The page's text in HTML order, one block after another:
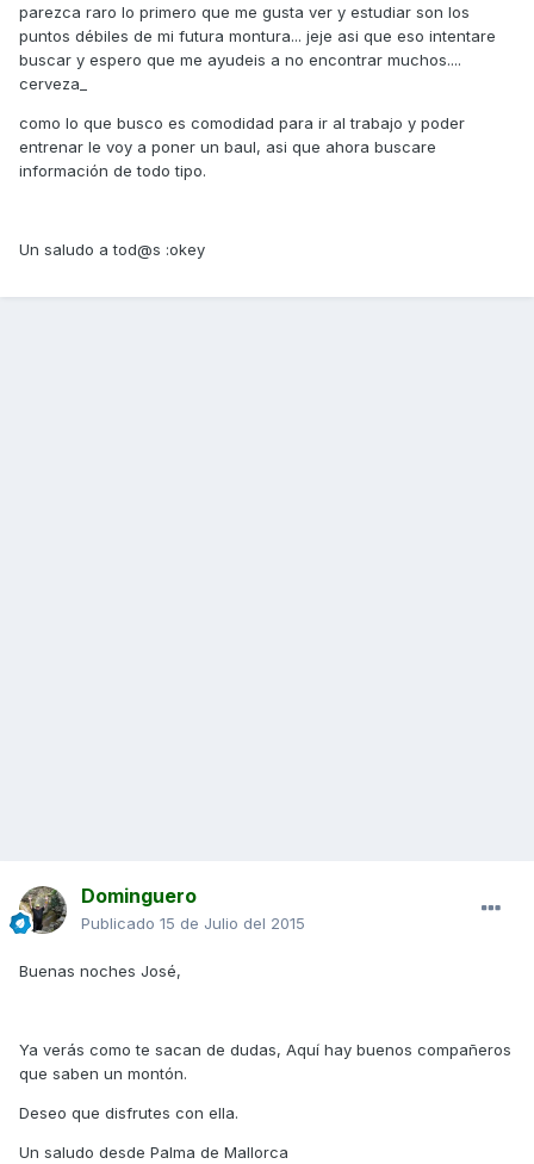
parezca raro lo primero que me gusta ver y estudiar son los
puntos débiles de mi futura montura... jeje asi que eso intentare
buscar y espero que me ayudeis a no encontrar muchos....
cerveza_
como lo que busco es comodidad para ir al trabajo y poder
entrenar le voy a poner un baul, asi que ahora buscare
información de todo tipo.
Un saludo a tod@s :okey
Dominguero
Publicado 15 de Julio del 2015
Buenas noches José,
Ya verás como te sacan de dudas, Aquí hay buenos compañeros
que saben un montón.
Deseo que disfrutes con ella.
Un saludo desde Palma de Mallorca